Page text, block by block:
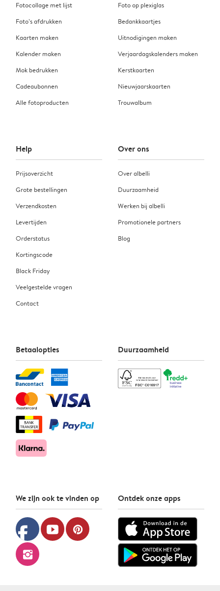
Fotocollage met lijst
Foto’s afdrukken
Kaarten maken
Kalender maken
Mok bedrukken
Cadeaubonnen
Alle fotoproducten
Foto op plexiglas
Bedankkaartjes
Uitnodigingen maken
Verjaardagskalenders maken
Kerstkaarten
Nieuwjaarskaarten
Trouwalbum
Help
Prijsoverzicht
Grote bestellingen
Verzendkosten
Levertijden
Orderstatus
Kortingscode
Black Friday
Veelgestelde vragen
Contact
Over ons
Over albelli
Duurzaamheid
Werken bij albelli
Promotionele partners
Blog
Betaalopties Duurzaamheid
We zijn ook te vinden op
facebook youtube pinterest
instagram
Ontdek onze apps